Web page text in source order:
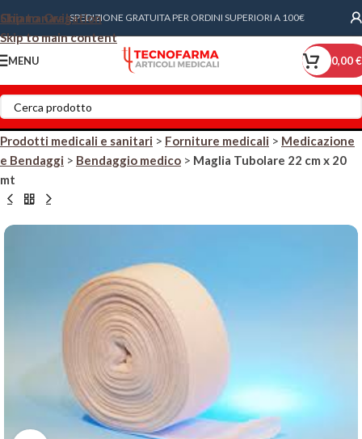
Skip to navigation
Skip to main content
Chiama Ora!SPEDIZIONE GRATUITA PER ORDINI SUPERIORI A 100€
MENU 0,00€
Prodotti medicali e sanitari > Forniture medicali > Medicazione
e Bendaggi > Bendaggio medico > Maglia Tubolare 22 cm x 20
mt